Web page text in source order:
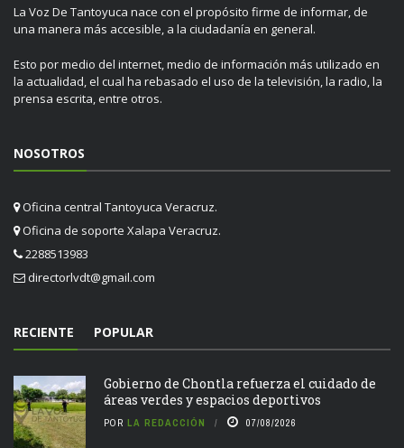
La Voz De Tantoyuca nace con el propósito firme de informar, de
una manera más accesible, a la ciudadanía en general.
Esto por medio del internet, medio de información más utilizado en
la actualidad, el cual ha rebasado el uso de la televisión, la radio, la
prensa escrita, entre otros.
NOSOTROS
Oficina central Tantoyuca Veracruz.
Oficina de soporte Xalapa Veracruz.
2288513983
directorlvdt@gmail.com
RECIENTE POPULAR
Gobierno de Chontla refuerza el cuidado de
áreas verdes y espacios deportivos
POR LA REDACCIÓN 07/08/2026